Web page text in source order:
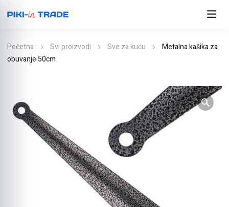
Početna Svi proizvodi Sve za kuću
Metalna kašika za
obuvanje 50cm